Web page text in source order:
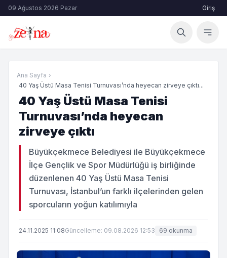
09 Ağustos 2026 Pazar Giriş
Ana Sayfa ›
40 Yaş Üstü Masa Tenisi Turnuvası’nda heyecan zirveye çıktı...
40 Yaş Üstü Masa Tenisi
Turnuvası’nda heyecan
zirveye çıktı
Büyükçekmece Belediyesi ile Büyükçekmece
İlçe Gençlik ve Spor Müdürlüğü iş birliğinde
düzenlenen 40 Yaş Üstü Masa Tenisi
Turnuvası, İstanbul’un farklı ilçelerinden gelen
sporcuların yoğun katılımıyla
24.11.2025 11:08Güncelleme: 09.08.2026 12:53 69 okunma